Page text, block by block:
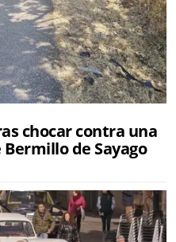
chocar contra una
de Sayago